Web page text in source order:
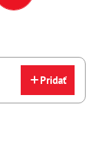
Pridať